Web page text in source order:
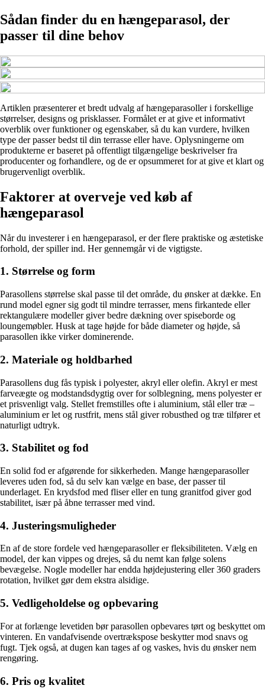
Sådan finder du en hængeparasol, der
passer til dine behov
Artiklen præsenterer et bredt udvalg af hængeparasoller i forskellige
størrelser, designs og prisklasser. Formålet er at give et informativt
overblik over funktioner og egenskaber, så du kan vurdere, hvilken
type der passer bedst til din terrasse eller have. Oplysningerne om
produkterne er baseret på offentligt tilgængelige beskrivelser fra
producenter og forhandlere, og de er opsummeret for at give et klart og
brugervenligt overblik.
Faktorer at overveje ved køb af
hængeparasol
Når du investerer i en hængeparasol, er der flere praktiske og æstetiske
forhold, der spiller ind. Her gennemgår vi de vigtigste.
1. Størrelse og form
Parasollens størrelse skal passe til det område, du ønsker at dække. En
rund model egner sig godt til mindre terrasser, mens firkantede eller
rektangulære modeller giver bedre dækning over spiseborde og
loungemøbler. Husk at tage højde for både diameter og højde, så
parasollen ikke virker dominerende.
2. Materiale og holdbarhed
Parasollens dug fås typisk i polyester, akryl eller olefin. Akryl er mest
farveægte og modstandsdygtig over for solblegning, mens polyester er
et prisvenligt valg. Stellet fremstilles ofte i aluminium, stål eller træ –
aluminium er let og rustfrit, mens stål giver robusthed og træ tilfører et
naturligt udtryk.
3. Stabilitet og fod
En solid fod er afgørende for sikkerheden. Mange hængeparasoller
leveres uden fod, så du selv kan vælge en base, der passer til
underlaget. En krydsfod med fliser eller en tung granitfod giver god
stabilitet, især på åbne terrasser med vind.
4. Justeringsmuligheder
En af de store fordele ved hængeparasoller er fleksibiliteten. Vælg en
model, der kan vippes og drejes, så du nemt kan følge solens
bevægelse. Nogle modeller har endda højdejustering eller 360 graders
rotation, hvilket gør dem ekstra alsidige.
5. Vedligeholdelse og opbevaring
For at forlænge levetiden bør parasollen opbevares tørt og beskyttet om
vinteren. En vandafvisende overtrækspose beskytter mod snavs og
fugt. Tjek også, at dugen kan tages af og vaskes, hvis du ønsker nem
rengøring.
6. Pris og kvalitet